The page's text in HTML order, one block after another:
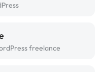
freelance